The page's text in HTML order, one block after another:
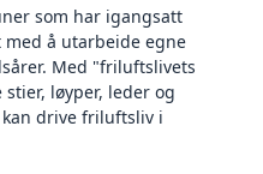
som har igangsatt
å utarbeide egne
Med "friluftslivets
løyper, leder og
drive friluftsliv i